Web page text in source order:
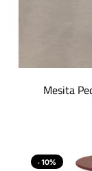
Mesita
- 10%